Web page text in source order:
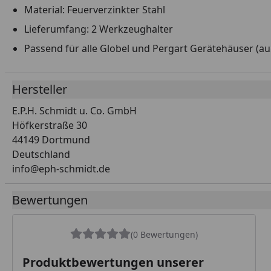
Material: Feuerverzinkter Stahl
Lieferumfang: 2 Werkzeughalter
Passend für alle Globel und Pergart Gerätehäuser
Hersteller
E.P.H. Schmidt u. Co. GmbH
Höfkerstraße 30
44149 Dortmund
Deutschland
info@eph-schmidt.de
Bewertungen
(0 Bewertungen)
Produktbewertungen unserer